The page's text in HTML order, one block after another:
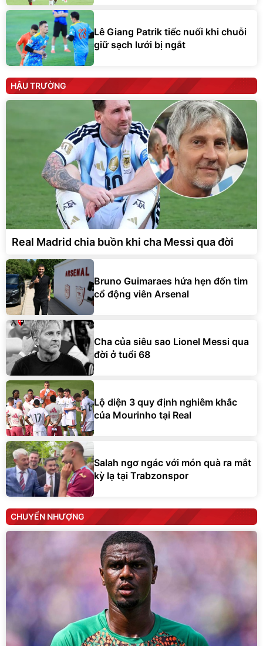
Lê Giang Patrik tiếc nuối khi chuỗi
giữ sạch lưới bị ngắt
HẬU TRƯỜNG
Real Madrid chia buồn khi cha Messi qua đời
Bruno Guimaraes hứa hẹn đốn tim
cổ động viên Arsenal
Cha của siêu sao Lionel Messi qua
đời ở tuổi 68
Lộ diện 3 quy định nghiêm khắc
của Mourinho tại Real
Salah ngơ ngác với món quà ra mắt
kỳ lạ tại Trabzonspor
CHUYỂN NHƯỢNG